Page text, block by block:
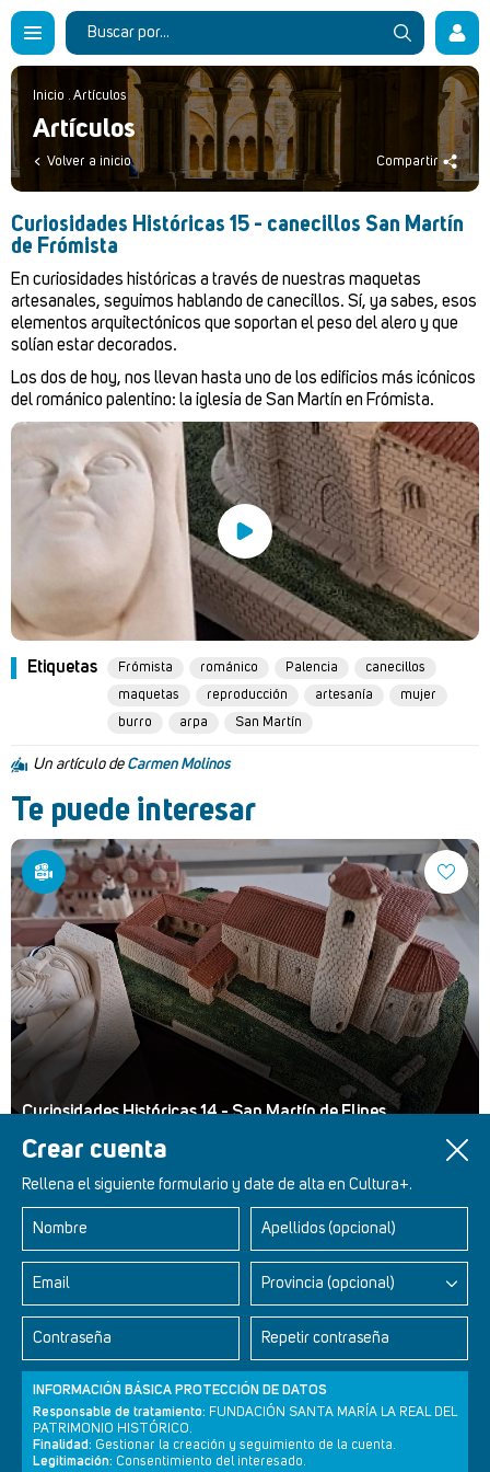
Crear cuenta
Rellena el siguiente formulario y date de alta en Cultura+.
Nombre Apellidos (opcional)
Email Provincia (opcional)
Contraseña Repetir contraseña
INFORMACIÓN BÁSICA PROTECCIÓN DE DATOS
Responsable de tratamiento: FUNDACIÓN SANTA MARÍA LA REAL DEL
PATRIMONIO HISTÓRICO.
Finalidad: Gestionar la creación y seguimiento de la cuenta.
Legitimación: Consentimiento del interesado.
Inicio . Artículos
Artículos
Volver a inicio Compartir
Curiosidades Históricas 15 - canecillos San Martín
de Frómista
En curiosidades históricas a través de nuestras maquetas
artesanales, seguimos hablando de canecillos. Sí, ya sabes, esos
elementos arquitectónicos que soportan el peso del alero y que
solían estar decorados.
Los dos de hoy, nos llevan hasta uno de los edificios más icónicos
del románico palentino: la iglesia de San Martín en Frómista.
Etiquetas Frómista románico Palencia
canecillos
maquetas
reproducción artesanía
mujer
burro
arpa San Martín
Un artículo de Carmen Molinos
Te puede interesar
Curiosidades Históricas 14 - San Martín de Elines
Retablos Renacentistas Este de León